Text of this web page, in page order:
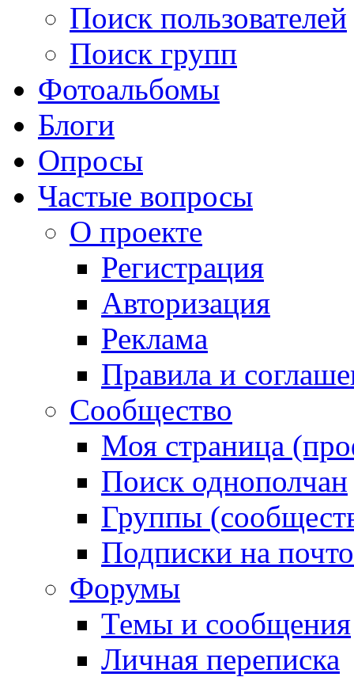
Поиск пользователей
Поиск групп
Фотоальбомы
Блоги
Опросы
Частые вопросы
О проекте
Регистрация
Авторизация
Реклама
Правила и
Сообщество
Моя страница
Поиск однополчан
Группы
Подписки на
Форумы
Темы и сообщения
Личная переписка